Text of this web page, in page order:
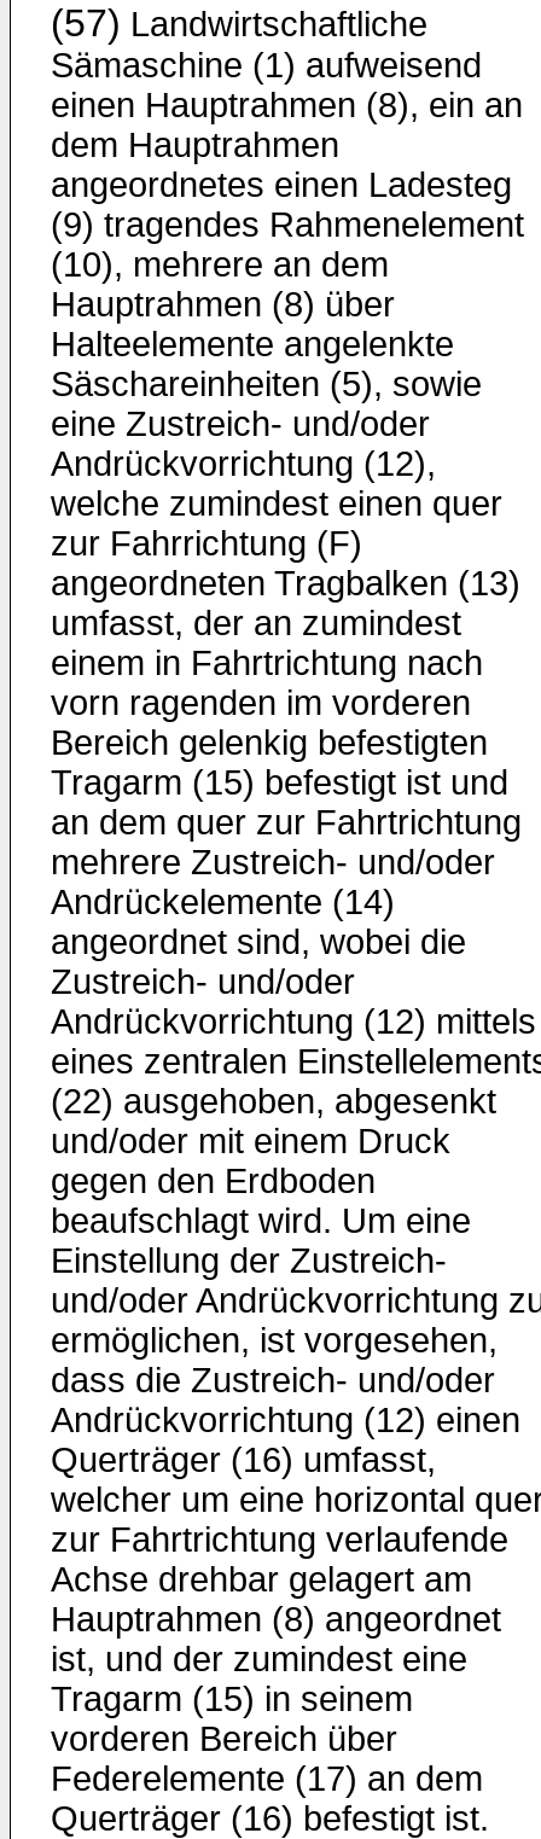
(57) Landwirtschaftliche
Sämaschine (1) aufweisend
einen Hauptrahmen (8), ein an
dem Hauptrahmen
angeordnetes einen Ladesteg
(9) tragendes Rahmenelement
(10), mehrere an dem
Hauptrahmen (8) über
Halteelemente angelenkte
Säschareinheiten (5), sowie
eine Zustreich- und/oder
Andrückvorrichtung (12),
welche zumindest einen quer
zur Fahrrichtung (F)
angeordneten Tragbalken (13)
umfasst, der an zumindest
einem in Fahrtrichtung nach
vorn ragenden im vorderen
Bereich gelenkig befestigten
Tragarm (15) befestigt ist und
an dem quer zur Fahrtrichtung
mehrere Zustreich- und/oder
Andrückelemente (14)
angeordnet sind, wobei die
Zustreich- und/oder
Andrückvorrichtung (12) mittels
eines zentralen
(22) ausgehoben, abgesenkt
und/oder mit einem Druck
gegen den Erdboden
beaufschlagt wird. Um eine
Einstellung der Zustreich-
und/oder Andrückvorrichtung
ermöglichen, ist vorgesehen,
dass die Zustreich- und/oder
Andrückvorrichtung (12) einen
Querträger (16) umfasst,
welcher um eine horizontal
zur Fahrtrichtung verlaufende
Achse drehbar gelagert am
Hauptrahmen (8) angeordnet
ist, und der zumindest eine
Tragarm (15) in seinem
vorderen Bereich über
Federelemente (17) an dem
Querträger (16) befestigt ist.